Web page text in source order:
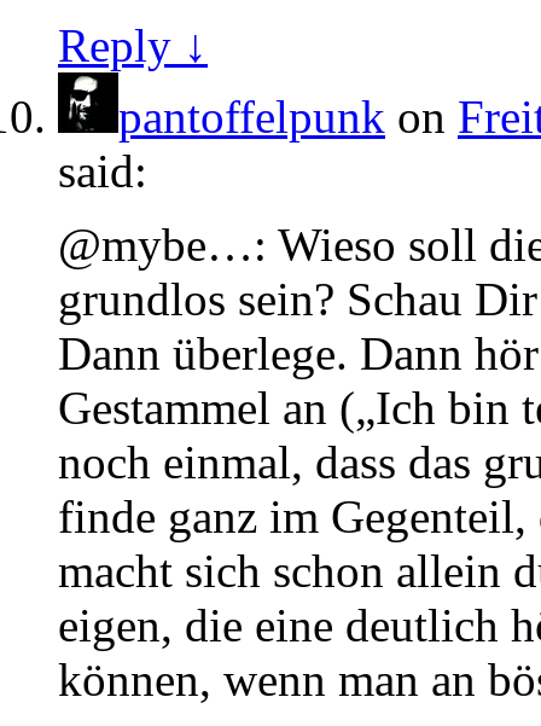
Reply ↓
pantoffelpunk on
said:
@mybe…: Wieso soll
grundlos sein? Schau
Dann überlege. Dann
Gestammel an („Ich bin
noch einmal, dass das
finde ganz im
macht sich schon allein
eigen, die eine deutlich
können, wenn man an